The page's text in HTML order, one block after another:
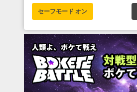
セーフモード オン